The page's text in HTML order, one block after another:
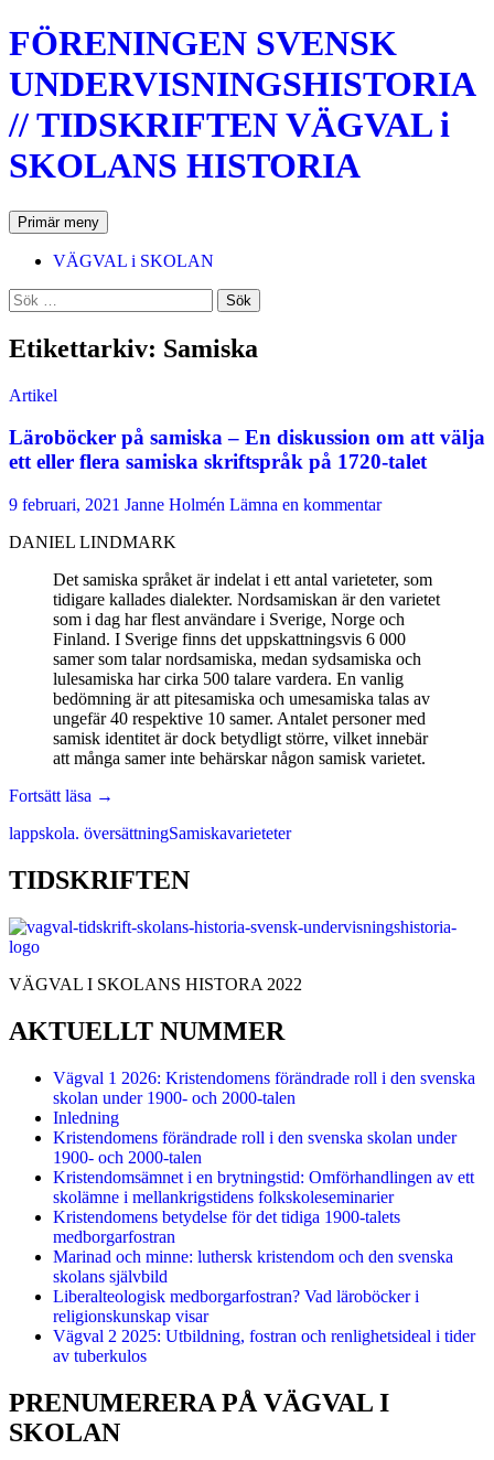
Hoppa
till
innehåll
FÖRENINGEN SVENSK
UNDERVISNINGSHISTORIA
// TIDSKRIFTEN VÄGVAL i
SKOLANS HISTORIA
SökPrimär meny
VÄGVAL i SKOLAN
Sök
efter:
Etikettarkiv: Samiska
Artikel
Läroböcker på samiska – En diskussion om att välja
ett eller flera samiska skriftspråk på 1720-talet
9 februari, 2021 Janne Holmén Lämna en kommentar
DANIEL LINDMARK
Det samiska språket är indelat i ett antal varieteter, som
tidigare kallades dialekter. Nordsamiskan är den varietet
som i dag har flest användare i Sverige, Norge och
Finland. I Sverige finns det uppskattningsvis 6 000
samer som talar nordsamiska, medan sydsamiska och
lulesamiska har cirka 500 talare vardera. En vanlig
bedömning är att pitesamiska och umesamiska talas av
ungefär 40 respektive 10 samer. Antalet personer med
samisk identitet är dock betydligt större, vilket innebär
att många samer inte behärskar någon samisk varietet.
Fortsätt läsa Läroböcker
samiska
En
diskussion
att
eller
samiska
på
1720-
talet
→
lappskola. översättningSamiskavarieteter
TIDSKRIFTEN
VÄGVAL I SKOLANS HISTORA 2022
AKTUELLT NUMMER
Vägval 1 2026: Kristendomens förändrade roll i den svenska
skolan under 1900- och 2000-talen
Inledning
Kristendomens förändrade roll i den svenska skolan under
1900- och 2000-talen
Kristendomsämnet i en brytningstid: Omförhandlingen av ett
skolämne i mellankrigstidens folkskoleseminarier
Kristendomens betydelse för det tidiga 1900-talets
medborgarfostran
Marinad och minne: luthersk kristendom och den svenska
skolans självbild
Liberalteologisk medborgarfostran? Vad läroböcker i
religionskunskap visar
Vägval 2 2025: Utbildning, fostran och renlighetsideal i tider
av tuberkulos
PRENUMERERA PÅ VÄGVAL I
SKOLAN